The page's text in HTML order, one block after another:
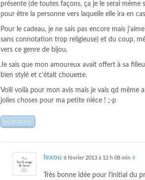
présente (de toutes façons, ça je le serai même
pour être la personne vers laquelle elle ira en
Pour le cadeau, je ne sais pas encore mais
sans connotation trop religieuse) et du coup,
vers ce genre de bijou.
Je sais que mon amoureux avait offert à sa
bien stylé et c’était chouette.
Voili voilà pour mon avis mais je vais qd même
jolies choses pour ma petite nièce ! ;-p
RÉPONDRE
lexou 6 février 2013 à 12 h 08 min #
Très bonne idée pour l’initial du